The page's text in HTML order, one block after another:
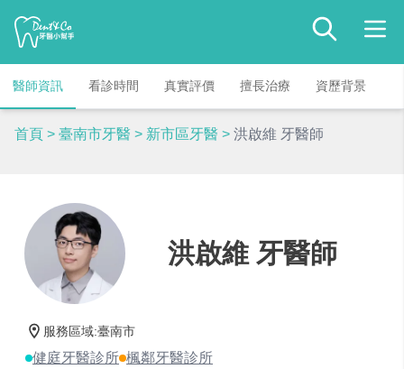
醫師資訊 看診時間 真實評價 擅長治療 資歷背景
首頁 > 臺南市牙醫 > 新市區牙醫 > 洪啟維 牙醫師
洪啟維 牙醫師
服務區域:臺南市
健庭牙醫診所 楓鄰牙醫診所